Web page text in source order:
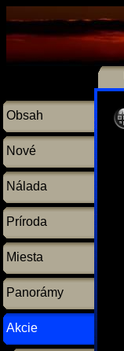
Obsah
Nové
Nálada
Príroda
Miesta
Panorámy
Akcie